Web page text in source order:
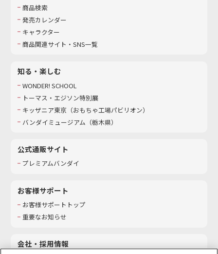
商品検索
発売カレンダー
キャラクター
商品関連サイト・SNS一覧
知る・楽しむ
WONDER! SCHOOL
トーマス・エジソン特別展
キッザニア東京（おもちゃ工場パビリオン）​
バンダイミュージアム（栃木県）
公式通販サイト
プレミアムバンダイ
お客様サポート
お客様サポートトップ
重要なお知らせ
会社・採用情報